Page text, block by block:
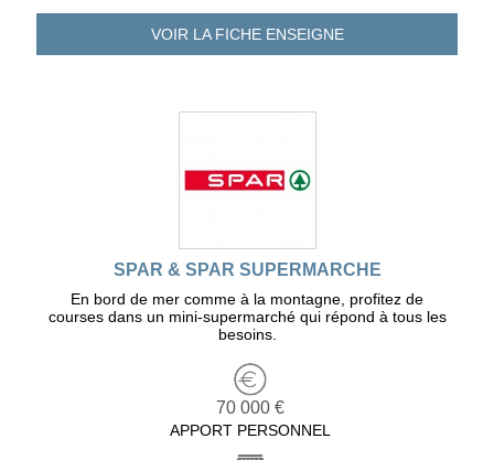
VOIR LA FICHEENSEIGNE
SPAR & SPAR SUPERMARCHE
En bord de mer comme à la montagne, profitez de
courses dans un mini-supermarché qui répond à tous les
besoins.
70 000 €
APPORT PERSONNEL